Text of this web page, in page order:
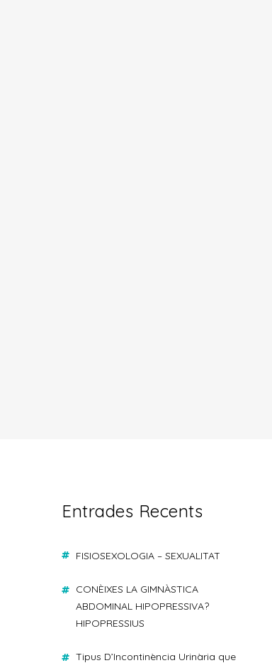
Entrades Recents
FISIOSEXOLOGIA – SEXUALITAT
CONÈIXES LA GIMNÀSTICA
ABDOMINAL HIPOPRESSIVA?
HIPOPRESSIUS
Tipus D’Incontinència Urinària que